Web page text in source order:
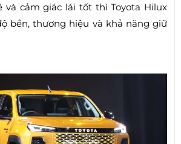
và cảm giác lái tốt thì Toyota Hilux
bền, thương hiệu và khả năng giữ